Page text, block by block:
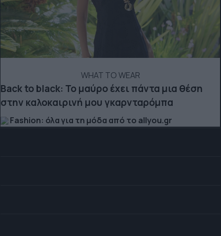
WHAT TO WEAR
Back to black: Το μαύρο έχει πάντα μια θέση
στην καλοκαιρινή μου γκαρνταρόμπα
Fashion: όλα για τη μόδα από το allyou.gr